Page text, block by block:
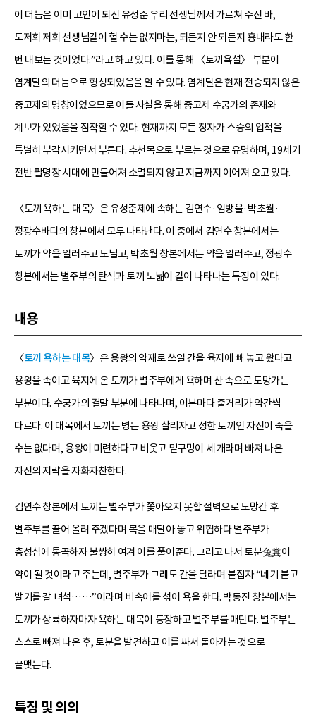
이 더늠은 이미 고인이 되신 유성준 우리 선생님께서 가르쳐 주신 바,
도저희 저희 선생님같이 헐 수는 없지마는, 되든지 안 되든지 흉내라도 한
번 내보든 것이었다.”라고 하고 있다. 이를 통해 〈토끼욕설〉 부분이
염계달의 더늠으로 형성되었음을 알 수 있다. 염계달은 현재 전승되지 않은
중고제의 명창이었으므로 이들 사설을 통해 중고제 수궁가의 존재와
계보가 있었음을 짐작할 수 있다. 현재까지 모든 창자가 스승의 업적을
특별히 부각시키면서 부른다. 추천목으로 부르는 것으로 유명하며, 19세기
전반 팔명창 시대에 만들어져 소멸되지 않고 지금까지 이어져 오고 있다.
〈토끼 욕하는 대목〉은 유성준제에 속하는 김연수·임방울·박초월·
정광수바디의 창본에서 모두 나타난다. 이 중에서 김연수 창본에서는
토끼가 약을 일러주고 노닐고, 박초월 창본에서는 약을 일러주고, 정광수
창본에서는 별주부의 탄식과 토끼 노닒이 같이 나타나는 특징이 있다.
내용
〈토끼 욕하는 대목〉은 용왕의 약재로 쓰일 간을 육지에 빼 놓고 왔다고
용왕을 속이고 육지에 온 토끼가 별주부에게 욕하며 산 속으로 도망가는
부분이다. 수궁가의 결말 부분에 나타나며, 이본마다 줄거리가 약간씩
다르다. 이 대목에서 토끼는 병든 용왕 살리자고 성한 토끼인 자신이 죽을
수는 없다며, 용왕이 미련하다고 비웃고 밑구멍이 세 개라며 빠져 나온
자신의 지략을 자화자찬한다.
김연수 창본에서 토끼는 별주부가 쫓아오지 못할 절벽으로 도망간 후
별주부를 끌어 올려 주겠다며 목을 매달아 놓고 위협하다 별주부가
충성심에 통곡하자 불쌍히 여겨 이를 풀어준다. 그러고 나서 토분兔糞이
약이 될 것이라고 주는데, 별주부가 그래도 간을 달라며 붙잡자 “네기 붙고
발기를 갈 녀석……”이라며 비속어를 섞어 욕을 한다. 박동진 창본에서는
토끼가 상륙하자마자 욕하는 대목이 등장하고 별주부를 매단다. 별주부는
스스로 빠져 나온 후, 토분을 발견하고 이를 싸서 돌아가는 것으로
끝맺는다.
특징 및 의의